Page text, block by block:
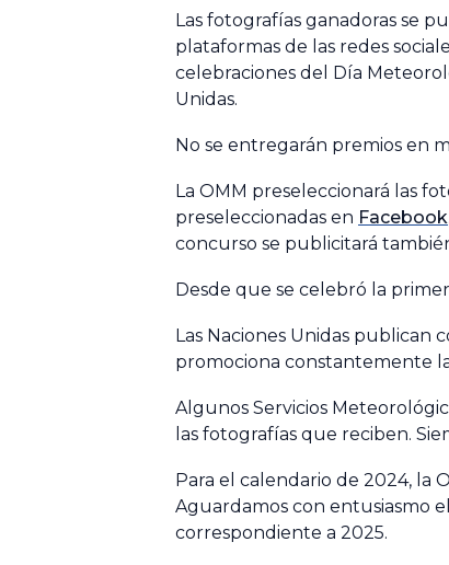
Las fotografías ganadoras se
plataformas de las redes
celebraciones del Día
Unidas.
No se entregarán premios en
La OMM preseleccionará las
preseleccionadas en Facebook
concurso se publicitará
Desde que se celebró la
Las Naciones Unidas publican
promociona constantemente
Algunos Servicios
las fotografías que reciben.
Para el calendario de 2024, la
Aguardamos con entusiasmo
correspondiente a 2025.